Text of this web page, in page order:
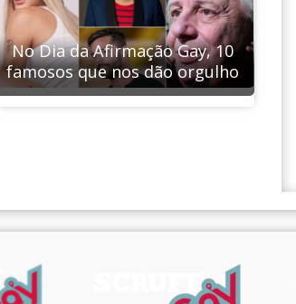
No Dia da Afirmação Gay, 10
famosos que nos dão orgulho